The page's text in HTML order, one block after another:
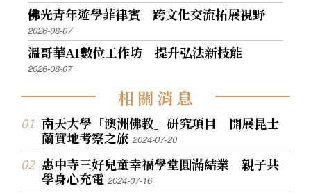
佛光青年遊學菲律賓 跨文化交流拓展視野
2026-08-07
溫哥華AI數位工作坊 提升弘法新技能
2026-08-07
相關消息
南天大學「澳洲佛教」研究項目 開展昆士
蘭實地考察之旅2024-07-20
惠中寺三好兒童幸福學堂圓滿結業 親子共
學身心充電2024-07-16